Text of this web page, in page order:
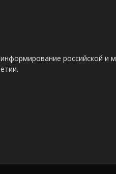
российской и